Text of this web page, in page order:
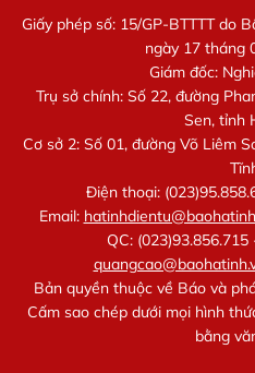
Giấy phép số: 15/GP-BTTTT do
ngày 17 tháng
Giám đốc:
Trụ sở chính: Số 22, đường
Sen, tỉnh
Cơ sở 2: Số 01, đường Võ Liêm
Điện thoại:
Email:
QC:
Bản quyền thuộc về Báo và
Cấm sao chép dưới mọi hình
bằng